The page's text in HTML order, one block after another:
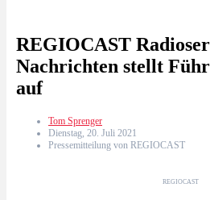
REGIOCAST
Nachrichten stellt
auf
Tom Sprenger
Dienstag, 20. Juli 2021
Pressemitteilung von REGIOCAST
REGIOCAST